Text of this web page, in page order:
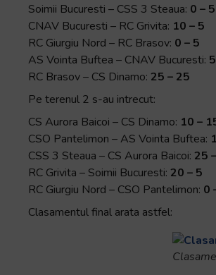
Soimii Bucuresti – CSS 3 Steaua: 0 –
CNAV Bucuresti – RC Grivita: 10 – 5
RC Giurgiu Nord – RC Brasov: 0 – 5
AS Vointa Buftea – CNAV Bucuresti:
RC Brasov – CS Dinamo: 25 – 25
Pe terenul 2 s-au intrecut:
CS Aurora Baicoi – CS Dinamo: 10 –
CSO Pantelimon – AS Vointa Buftea:
CSS 3 Steaua – CS Aurora Baicoi: 25
RC Grivita – Soimii Bucuresti: 20 – 5
RC Giurgiu Nord – CSO Pantelimon: 0
Clasamentul final arata astfel: